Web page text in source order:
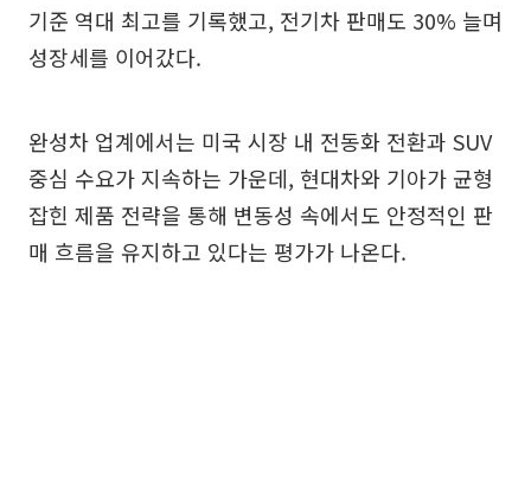
기준 역대 최고를 기록했고, 전기차 판매도 30% 늘며
성장세를 이어갔다.
완성차 업계에서는 미국 시장 내 전동화 전환과 SUV
중심 수요가 지속하는 가운데, 현대차와 기아가 균형
잡힌 제품 전략을 통해 변동성 속에서도 안정적인 판
매 흐름을 유지하고 있다는 평가가 나온다.